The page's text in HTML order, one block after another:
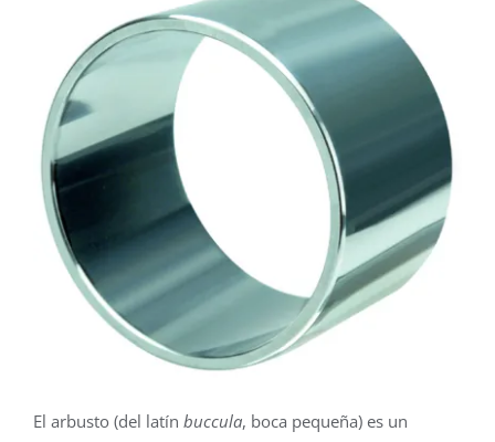
El arbusto (del latín buccula, boca pequeña) es un